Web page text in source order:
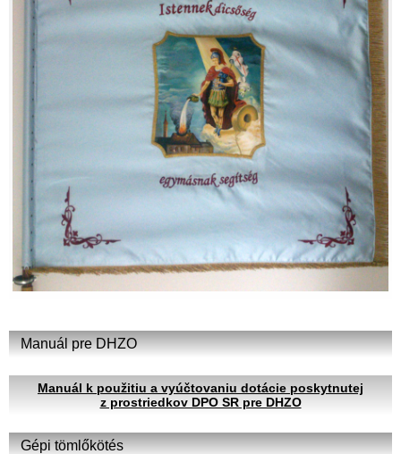
Manuál pre DHZO
Manuál k použitiu a vyúčtovaniu dotácie poskytnutej
z prostriedkov DPO SR pre DHZO
Gépi tömlőkötés